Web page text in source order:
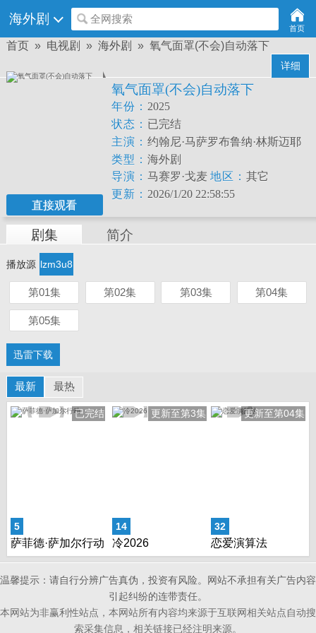
海外剧 全网搜索
首页
首页» 电视剧 » 海外剧 » 氧气面罩(不会)自动落下
详细
直接观看
氧气面罩(不会)自动落下
年份： 2025
状态： 已完结
主演： 约翰尼·马萨罗布鲁纳·林斯迈耶
艾米拉·盖德斯卡拉·里巴斯卢卡斯·德拉
蒙德伊卡罗·希尔瓦
尔默
SérgioMenezesCésarAugustoLuciannaMaga
类型： 海外剧
导演： 马赛罗·戈麦
斯CarolMinêm
地区： 其它
更新： 2026/1/20 22:58:55
剧集 简介
播放源 lzm3u8
第01集 第02集 第03集 第04集
第05集
迅雷下载
最新 最热
5
已完结
萨菲德·萨加尔行动
14
更新至第3集
冷2026
32
更新至第04集
恋爱演算法
温馨提示：请自行分辨广告真伪，投资有风险。网站不承担有关广告内容
引起纠纷的连带责任。
本网站为非赢利性站点，本网站所有内容均来源于互联网相关站点自动搜
索采集信息，相关链接已经注明来源。